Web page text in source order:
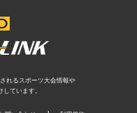
れるスポーツ大会情報や
ています。